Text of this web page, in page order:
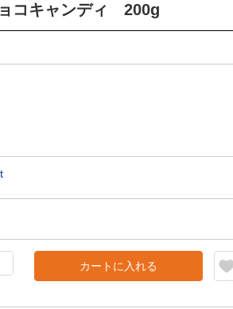
コキャンディ 200g
カートに入れる